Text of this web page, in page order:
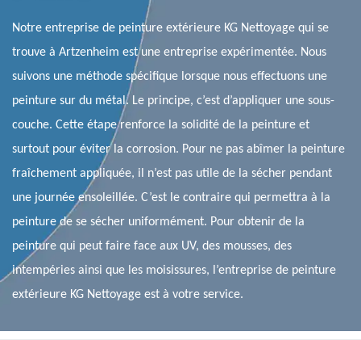
Notre entreprise de peinture extérieure KG Nettoyage qui se
trouve à Artzenheim est une entreprise expérimentée. Nous
suivons une méthode spécifique lorsque nous effectuons une
peinture sur du métal. Le principe, c’est d’appliquer une sous-
couche. Cette étape renforce la solidité de la peinture et
surtout pour éviter la corrosion. Pour ne pas abîmer la peinture
fraîchement appliquée, il n’est pas utile de la sécher pendant
une journée ensoleillée. C’est le contraire qui permettra à la
peinture de se sécher uniformément. Pour obtenir de la
peinture qui peut faire face aux UV, des mousses, des
intempéries ainsi que les moisissures, l’entreprise de peinture
extérieure KG Nettoyage est à votre service.